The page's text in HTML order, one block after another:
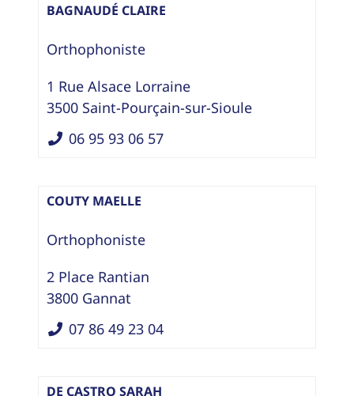
BAGNAUDÉ CLAIRE
Orthophoniste
1 Rue Alsace Lorraine
3500 Saint-Pourçain-sur-Sioule
06 95 93 06 57
COUTY MAELLE
Orthophoniste
2 Place Rantian
3800 Gannat
07 86 49 23 04
DE CASTRO SARAH